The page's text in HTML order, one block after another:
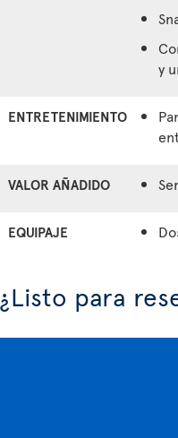
y
ENTRETENIMIENTO
VALOR AÑADIDO
EQUIPAJE
¿Listo para